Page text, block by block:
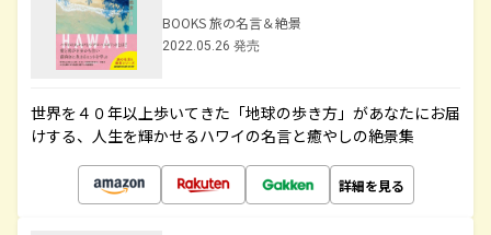
BOOKS 旅の名言＆絶景
2022.05.26 発売
世界を４０年以上歩いてきた「地球の歩き方」があなたにお届
けする、人生を輝かせるハワイの名言と癒やしの絶景集
詳細を見る